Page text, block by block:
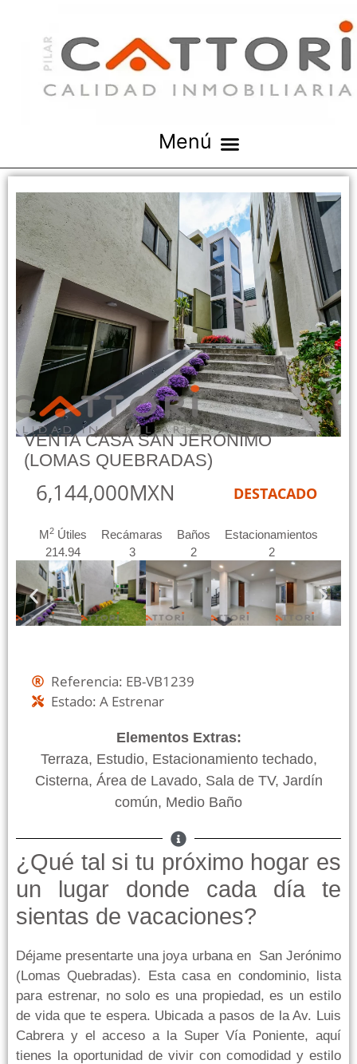
VENTA CASA SAN JERÓNIMO
(LOMAS QUEBRADAS)
6,144,000MXN DESTACADO
M2 Útiles
214.94
Recámaras
3
Baños
2
Estacionamientos
2
Referencia: EB-VB1239
Estado: A Estrenar
Elementos Extras:
Terraza, Estudio, Estacionamiento techado,
Cisterna, Área de Lavado, Sala de TV, Jardín
común, Medio Baño
¿Qué tal si tu próximo hogar es
un lugar donde cada día te
sientas de vacaciones?
Déjame presentarte una joya urbana en San Jerónimo
(Lomas Quebradas). Esta casa en condominio, lista
para estrenar, no solo es una propiedad, es un estilo
de vida que te espera. Ubicada a pasos de la Av. Luis
Cabrera y el acceso a la Super Vía Poniente, aquí
tienes la oportunidad de vivir con comodidad y estilo